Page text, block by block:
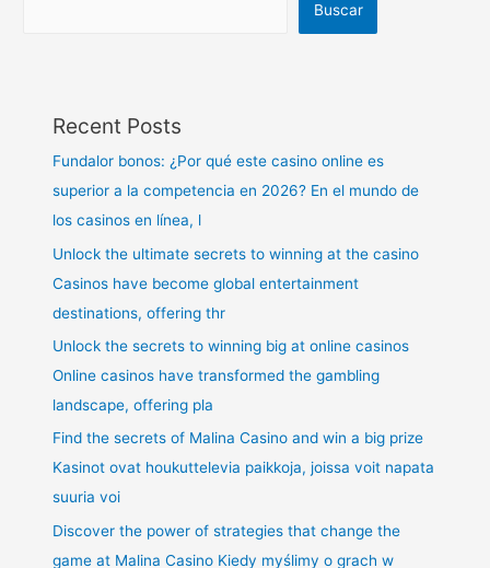
Buscar
Recent Posts
Fundalor bonos: ¿Por qué este casino online es
superior a la competencia en 2026? En el mundo de
los casinos en línea, l
Unlock the ultimate secrets to winning at the casino
Casinos have become global entertainment
destinations, offering thr
Unlock the secrets to winning big at online casinos
Online casinos have transformed the gambling
landscape, offering pla
Find the secrets of Malina Casino and win a big prize
Kasinot ovat houkuttelevia paikkoja, joissa voit napata
suuria voi
Discover the power of strategies that change the
game at Malina Casino Kiedy myślimy o grach w